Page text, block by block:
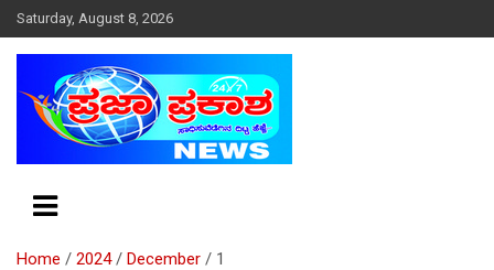
k
Saturday, August 8, 2026
Home 2024 December 1